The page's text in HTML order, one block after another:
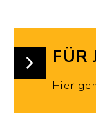
FÜR
Hier